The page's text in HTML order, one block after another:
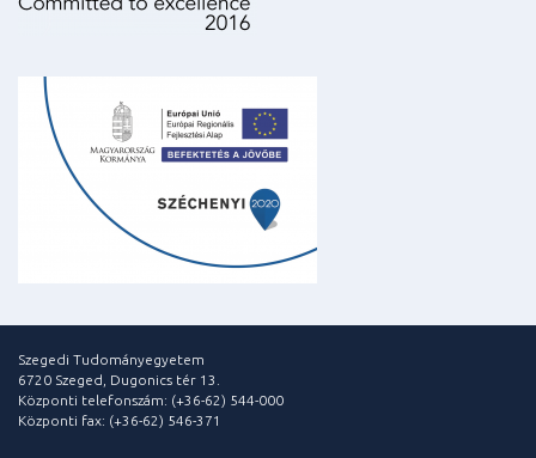
Szegedi Tudományegyetem
6720 Szeged, Dugonics tér 13.
Központi telefonszám: (+36-62) 544-000
Központi fax: (+36-62) 546-371